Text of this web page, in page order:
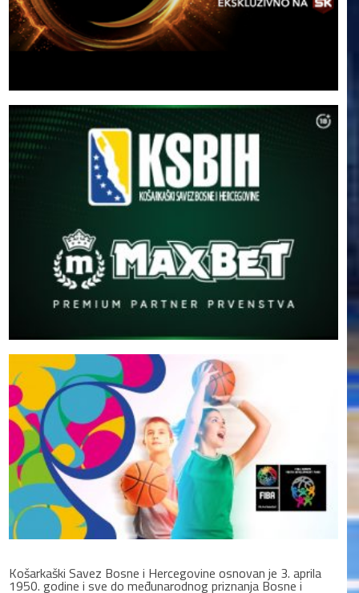
Košarkaški Savez Bosne i Hercegovine osnovan je 3. aprila
1950. godine i sve do međunarodnog priznanja Bosne i